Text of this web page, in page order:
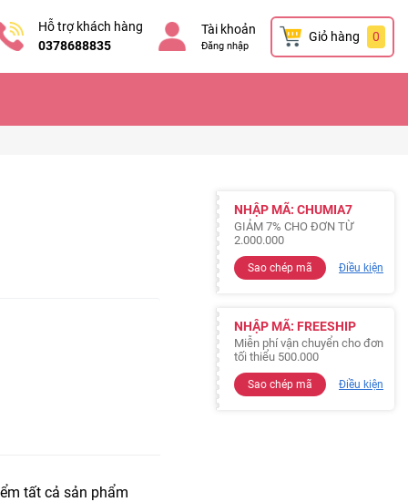
Hỗ trợ khách hàng
0378688835
Tài khoản
Đăng nhập
Giỏ hàng 0
tất cả sản phẩm
NHẬP MÃ: CHUMIA7
GIẢM 7% CHO ĐƠN TỪ
2.000.000
Sao chép mã Điều kiện
NHẬP MÃ: FREESHIP
Miễn phí vận chuyển cho đơn
tối thiểu 500.000
Sao chép mã Điều kiện